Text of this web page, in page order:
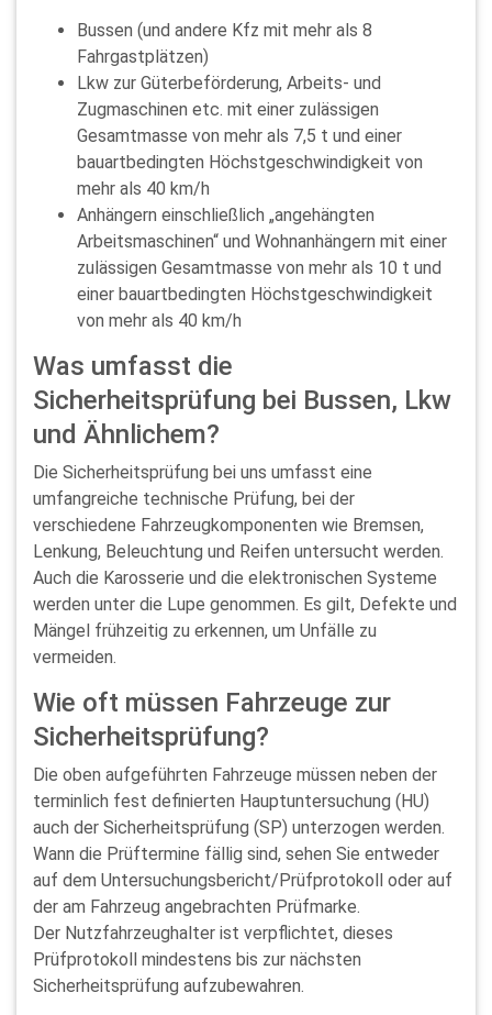
Bussen (und andere Kfz mit mehr als 8
Fahrgastplätzen)
Lkw zur Güterbeförderung, Arbeits- und
Zugmaschinen etc. mit einer zulässigen
Gesamtmasse von mehr als 7,5 t und einer
bauartbedingten Höchstgeschwindigkeit von
mehr als 40 km/h
Anhängern einschließlich „angehängten
Arbeitsmaschinen“ und Wohnanhängern mit einer
zulässigen Gesamtmasse von mehr als 10 t und
einer bauartbedingten Höchstgeschwindigkeit
von mehr als 40 km/h
Was umfasst die
Sicherheitsprüfung bei Bussen, Lkw
und Ähnlichem?
Die Sicherheitsprüfung bei uns umfasst eine
umfangreiche technische Prüfung, bei der
verschiedene Fahrzeugkomponenten wie Bremsen,
Lenkung, Beleuchtung und Reifen untersucht werden.
Auch die Karosserie und die elektronischen Systeme
werden unter die Lupe genommen. Es gilt, Defekte und
Mängel frühzeitig zu erkennen, um Unfälle zu
vermeiden.
Wie oft müssen Fahrzeuge zur
Sicherheitsprüfung?
Die oben aufgeführten Fahrzeuge müssen neben der
terminlich fest definierten Hauptuntersuchung (HU)
auch der Sicherheitsprüfung (SP) unterzogen werden.
Wann die Prüftermine fällig sind, sehen Sie entweder
auf dem Untersuchungsbericht/Prüfprotokoll oder auf
der am Fahrzeug angebrachten Prüfmarke.
Der Nutzfahrzeughalter ist verpflichtet, dieses
Prüfprotokoll mindestens bis zur nächsten
Sicherheitsprüfung aufzubewahren.